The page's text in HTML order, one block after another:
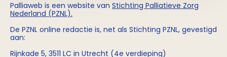
Palliaweb is een website van Stichting Palliatieve Zorg
Nederland (PZNL).
De PZNL online redactie is, net als Stichting PZNL, gevestigd
aan:
Rijnkade 5, 3511 LC in Utrecht (4e verdieping)